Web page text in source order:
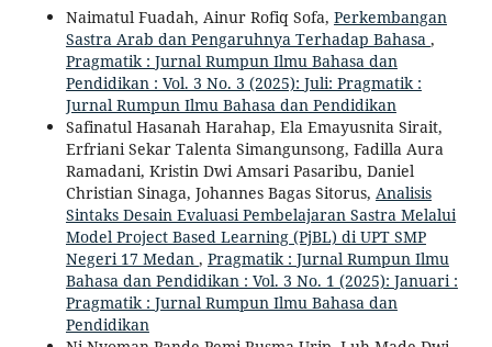
Naimatul Fuadah, Ainur Rofiq Sofa, Perkembangan
Sastra Arab dan Pengaruhnya Terhadap Bahasa ,
Pragmatik : Jurnal Rumpun Ilmu Bahasa dan
Pendidikan : Vol. 3 No. 3 (2025): Juli: Pragmatik :
Jurnal Rumpun Ilmu Bahasa dan Pendidikan
Safinatul Hasanah Harahap, Ela Emayusnita Sirait,
Erfriani Sekar Talenta Simangunsong, Fadilla Aura
Ramadani, Kristin Dwi Amsari Pasaribu, Daniel
Christian Sinaga, Johannes Bagas Sitorus, Analisis
Sintaks Desain Evaluasi Pembelajaran Sastra Melalui
Model Project Based Learning (PjBL) di UPT SMP
Negeri 17 Medan , Pragmatik : Jurnal Rumpun Ilmu
Bahasa dan Pendidikan : Vol. 3 No. 1 (2025): Januari :
Pragmatik : Jurnal Rumpun Ilmu Bahasa dan
Pendidikan